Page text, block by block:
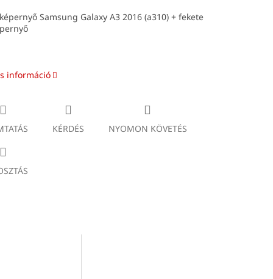
Samsung Galaxy A3 2016 (a310) + fekete
információ
KÉRDÉS NYOMON KÖVETÉS